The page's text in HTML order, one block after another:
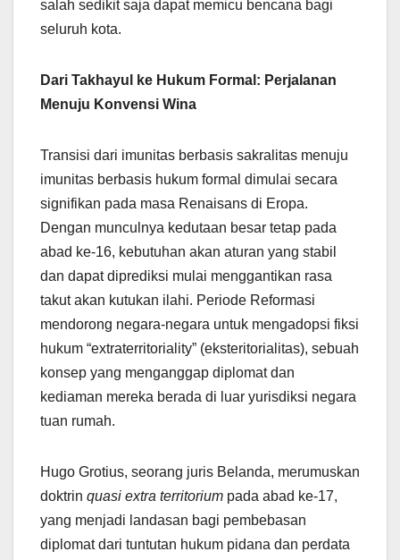
salah sedikit saja dapat memicu bencana bagi
seluruh kota.
Dari Takhayul ke Hukum Formal: Perjalanan
Menuju Konvensi Wina
Transisi dari imunitas berbasis sakralitas menuju
imunitas berbasis hukum formal dimulai secara
signifikan pada masa Renaisans di Eropa.
Dengan munculnya kedutaan besar tetap pada
abad ke-16, kebutuhan akan aturan yang stabil
dan dapat diprediksi mulai menggantikan rasa
takut akan kutukan ilahi. Periode Reformasi
mendorong negara-negara untuk mengadopsi fiksi
hukum “extraterritoriality” (eksteritorialitas), sebuah
konsep yang menganggap diplomat dan
kediaman mereka berada di luar yurisdiksi negara
tuan rumah.
Hugo Grotius, seorang juris Belanda, merumuskan
doktrin quasi extra territorium pada abad ke-17,
yang menjadi landasan bagi pembebasan
diplomat dari tuntutan hukum pidana dan perdata